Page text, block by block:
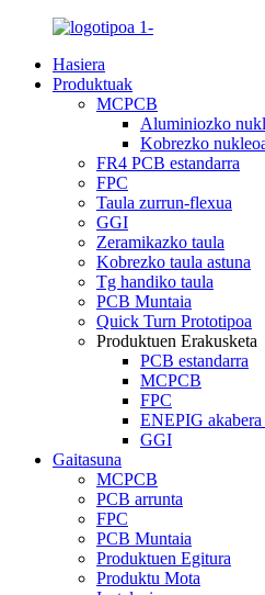
Hasiera
Produktuak
MCPCB
Aluminiozko
Kobrezko
FR4 PCB estandarra
FPC
Taula zurrun-flexua
GGI
Zeramikazko taula
Kobrezko taula astuna
Tg handiko taula
PCB Muntaia
Quick Turn Prototipoa
Produktuen Erakusketa
PCB estandarra
MCPCB
FPC
ENEPIG
GGI
Gaitasuna
MCPCB
PCB arrunta
FPC
PCB Muntaia
Produktuen Egitura
Produktu Mota